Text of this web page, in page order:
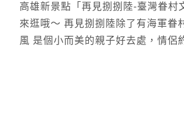
高雄新景點「再見捌捌陸-臺灣眷村
來逛哦～ 再見捌捌陸除了有海軍眷
風 是個小而美的親子好去處，情侶